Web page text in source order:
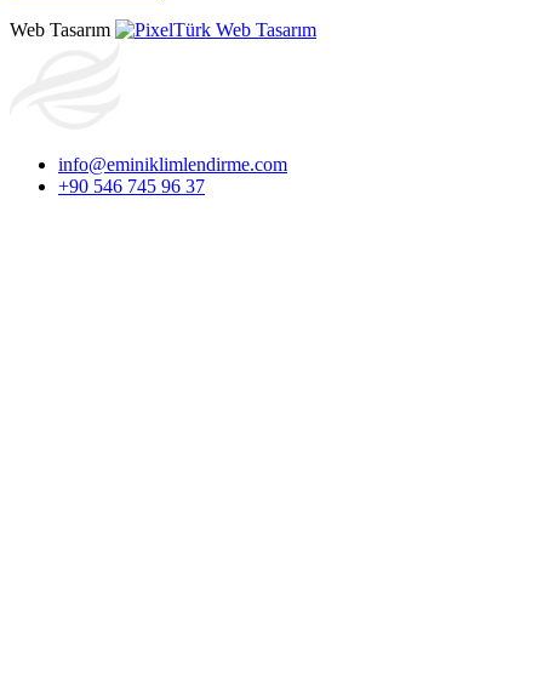
Web Tasarım
info@eminiklimlendirme.com
+90 546 745 96 37